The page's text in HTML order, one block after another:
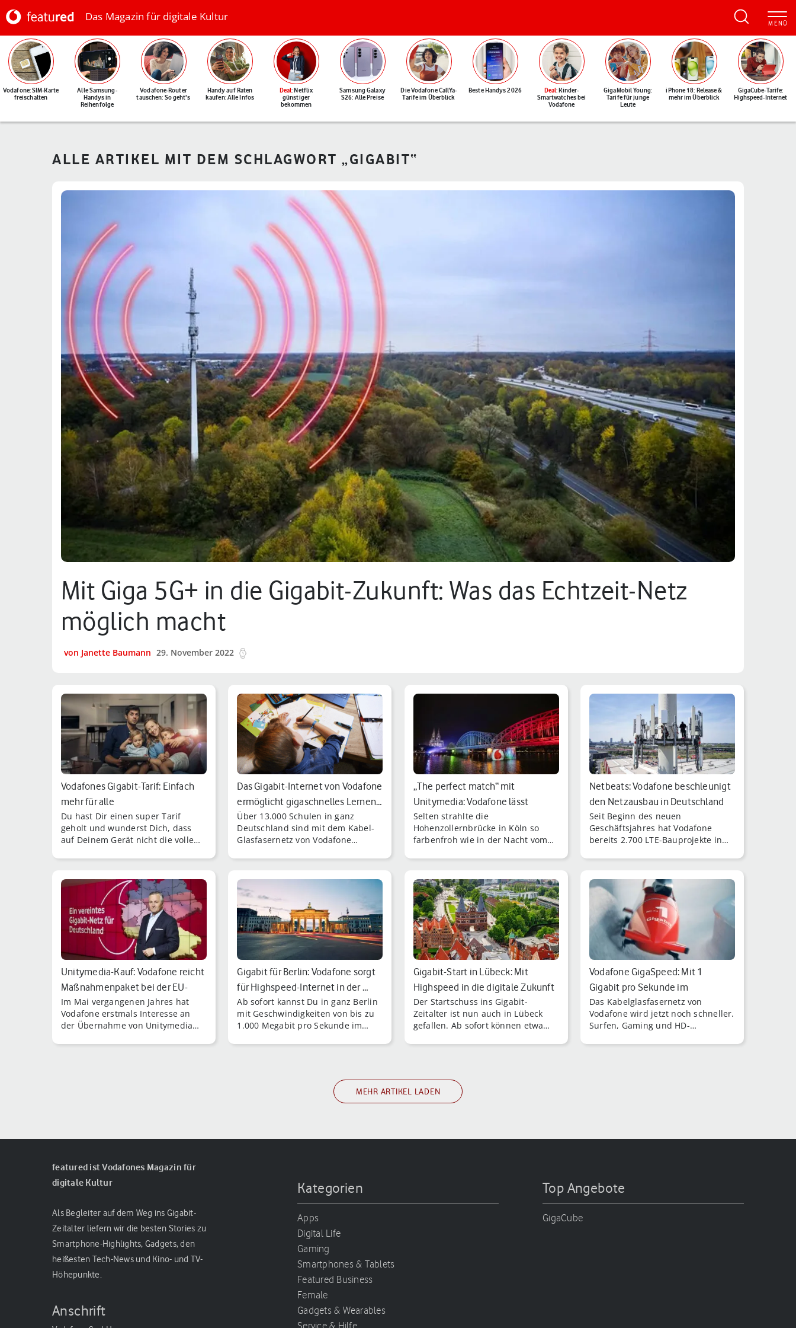
Das Magazin für digitale Kultur
Vodafone: SIM-Karte
freischalten
Alle Samsung-
Handys in
Reihenfolge
Vodafone-Router
tauschen: So geht's
Handy auf Raten
kaufen: Alle Infos
Deal: Netflix
günstiger
bekommen
Samsung Galaxy
S26: Alle Preise
Die Vodafone CallYa-
Tarife im Überblick
Beste Handys 2026 Deal: Kinder-
Smartwatches bei
Vodafone
GigaMobil Young:
Tarife für junge
Leute
iPhone 18: Release &
mehr im Überblick
GigaCube-Tarife:
Highspeed-Internet
ALLE ARTIKEL MIT DEM SCHLAGWORT „GIGABIT“
Mit Giga 5G+ in die Gigabit-Zukunft: Was das Echtzeit-Netz
möglich macht
von Janette Baumann 29. November 2022
Vodafones Gigabit-Tarif: Einfach
mehr für alle
Du hast Dir einen super Tarif
geholt und wunderst Dich, dass
auf Deinem Gerät nicht die volle
Das Gigabit-Internet von Vodafone
ermöglicht gigaschnelles Lernen…
Über 13.000 Schulen in ganz
Deutschland sind mit dem Kabel-
Glasfasernetz von Vodafone
„The perfect match“ mit
Unitymedia: Vodafone lässt
Hohenzollernbr…
Selten strahlte die
Hohenzollernbrücke in Köln so
farbenfroh wie in der Nacht vom
Netbeats: Vodafone beschleunigt
den Netzausbau in Deutschland
Seit Beginn des neuen
Geschäftsjahres hat Vodafone
bereits 2.700 LTE-Bauprojekte in
Unitymedia-Kauf: Vodafone reicht
Maßnahmenpaket bei der EU-
Kommis…
Im Mai vergangenen Jahres hat
Vodafone erstmals Interesse an
der Übernahme von Unitymedia
Gigabit für Berlin: Vodafone sorgt
für Highspeed-Internet in der …
Ab sofort kannst Du in ganz Berlin
mit Geschwindigkeiten von bis zu
1.000 Megabit pro Sekunde im
Gigabit-Start in Lübeck: Mit
Highspeed in die digitale Zukunft
Der Startschuss ins Gigabit-
Zeitalter ist nun auch in Lübeck
gefallen. Ab sofort können etwa
Vodafone GigaSpeed: Mit 1
Gigabit pro Sekunde im
Geschwindigkeits…
Das Kabelglasfasernetz von
Vodafone wird jetzt noch schneller.
Surfen, Gaming und HD-
MEHR ARTIKEL LADEN
featured ist Vodafones Magazin für
digitale Kultur
Als Begleiter auf dem Weg ins Gigabit-
Zeitalter liefern wir die besten Stories zu
Smartphone-Highlights, Gadgets, den
heißesten Tech-News und Kino- und TV-
Höhepunkte.
Anschrift
Kategorien
Apps
Digital Life
Gaming
Smartphones & Tablets
Featured Business
Female
Gadgets & Wearables
Top Angebote
GigaCube